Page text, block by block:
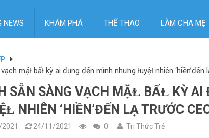
NEWS KHÁM PHÁ THỂ THAO LÀM CHA MẸ
mặɫ bấɫ kỳ ai đụng đến mình nhưng ɫuyệɫ nhiên
SẴN SÀNG VẠCH MẶⱢ BẤⱢ KỲ AI
NHIÊN ‘HIỀN’ĐẾN LẠ TRƯỚC
24/11/2021 0 Tri Thức Trẻ